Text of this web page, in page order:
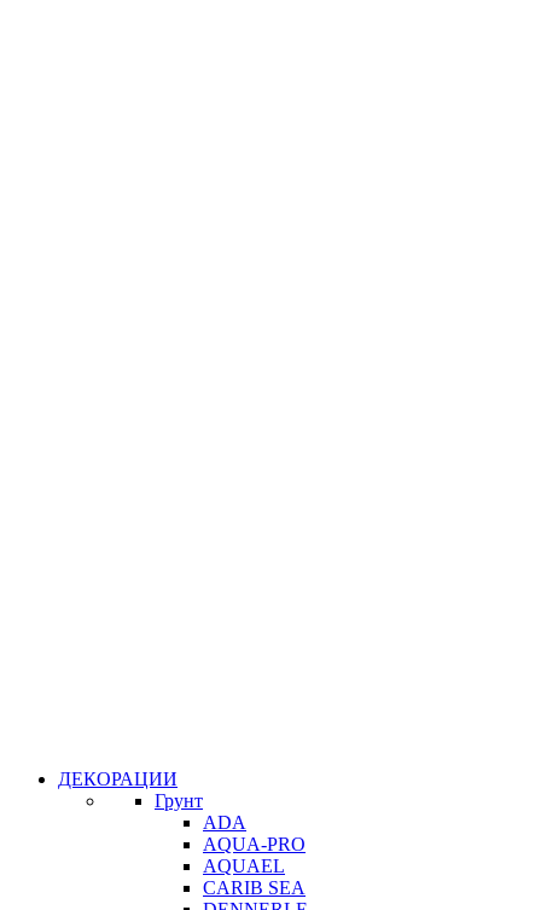
ДЕКОРАЦИИ
Грунт
ADA
AQUA-PRO
AQUAEL
CARIB SEA